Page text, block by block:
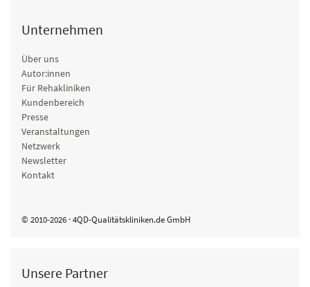
Unternehmen
Über uns
Autor:innen
Für Rehakliniken
Kundenbereich
Presse
Veranstaltungen
Netzwerk
Newsletter
Kontakt
© 2010-2026 · 4QD-Qualitätskliniken.de GmbH
Unsere Partner